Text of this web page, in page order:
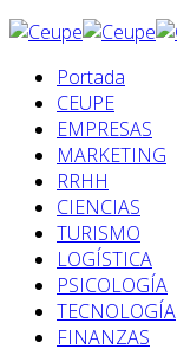
Portada
CEUPE
EMPRESAS
MARKETING
RRHH
CIENCIAS
TURISMO
LOGÍSTICA
PSICOLOGÍA
TECNOLOGÍA
FINANZAS